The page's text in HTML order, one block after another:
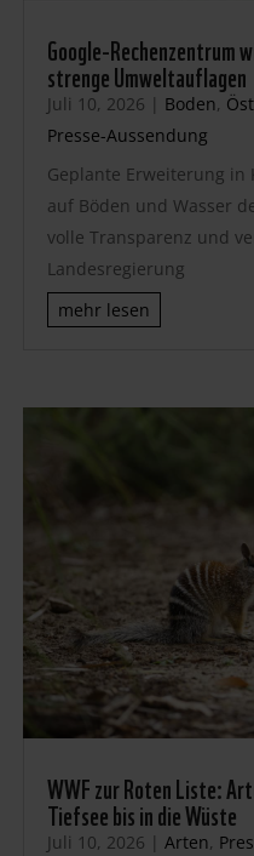
Google-Rechenzentrum
strenge Umweltauflagen
Juli 10, 2026 | Boden,
Presse-Aussendung
Geplante Erweiterung
auf Böden und Wasser
volle Transparenz und
Landesregierung
mehr lesen
WWF zur Roten Liste:
Tiefsee bis in die Wüste
Juli 10, 2026 | Arten,